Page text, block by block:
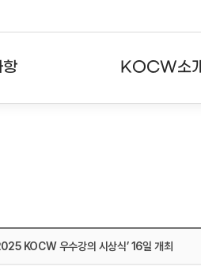
항 KOCW소
KOCW 우수강의 시상식’ 16일 개최